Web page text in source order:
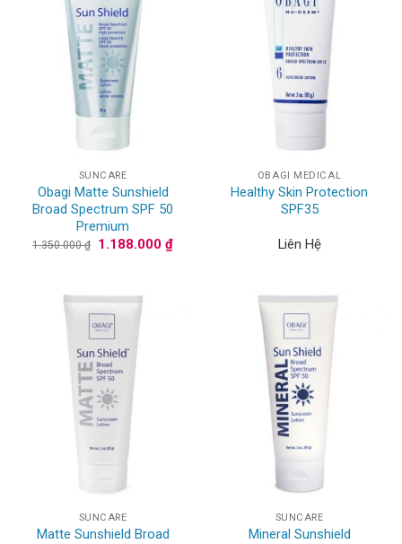
SUNCARE
Obagi Matte Sunshield
Broad Spectrum SPF 50
Premium
1.350.000₫ Giá
1.188.000 ₫Giá
hiện
OBAGI MEDICAL
Healthy Skin Protection
SPF35
Liên Hệ
SUNCARE
Matte Sunshield Broad
SUNCARE
Mineral Sunshield